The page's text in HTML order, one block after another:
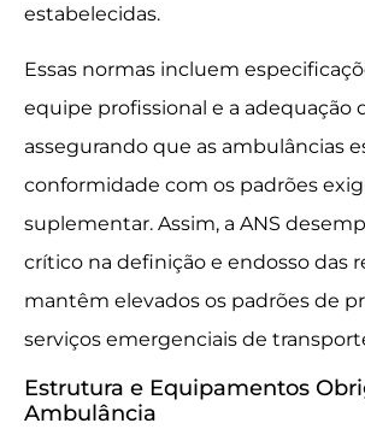
estabelecidas.
Essas normas incluem
equipe profissional e a adequação
assegurando que as ambulâncias
conformidade com os padrões
suplementar. Assim, a ANS
crítico na definição e endosso das
mantêm elevados os padrões de
serviços emergenciais de
Estrutura e Equipamentos
Ambulância